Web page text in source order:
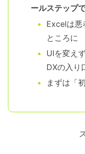
ールステップ
Excelは悪
ところに
UIを変え
DXの入り
まずは「